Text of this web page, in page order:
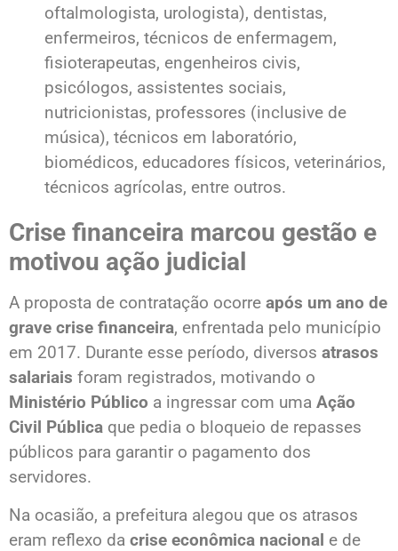
oftalmologista, urologista), dentistas,
enfermeiros, técnicos de enfermagem,
fisioterapeutas, engenheiros civis,
psicólogos, assistentes sociais,
nutricionistas, professores (inclusive de
música), técnicos em laboratório,
biomédicos, educadores físicos, veterinários,
técnicos agrícolas, entre outros.
Crise financeira marcou gestão e
motivou ação judicial
A proposta de contratação ocorre após um ano de
grave crise financeira, enfrentada pelo município
em 2017. Durante esse período, diversos atrasos
salariais foram registrados, motivando o
Ministério Público a ingressar com uma Ação
Civil Pública que pedia o bloqueio de repasses
públicos para garantir o pagamento dos
servidores.
Na ocasião, a prefeitura alegou que os atrasos
eram reflexo da crise econômica nacional e de